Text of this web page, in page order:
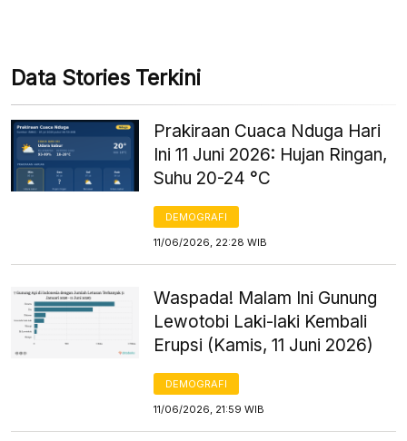
Data Stories Terkini
Prakiraan Cuaca Nduga Hari
Ini 11 Juni 2026: Hujan Ringan,
Suhu 20-24 °C
DEMOGRAFI
11/06/2026, 22:28 WIB
Waspada! Malam Ini Gunung
Lewotobi Laki-laki Kembali
Erupsi (Kamis, 11 Juni 2026)
DEMOGRAFI
11/06/2026, 21:59 WIB